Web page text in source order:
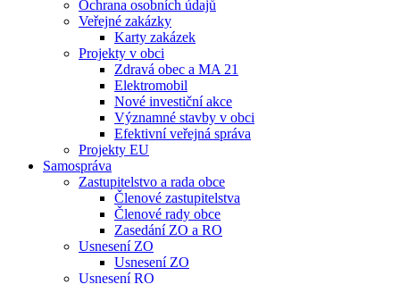
Ochrana osobních údajů
Veřejné zakázky
Karty zakázek
Projekty v obci
Zdravá obec a MA 21
Elektromobil
Nové investiční akce
Významné stavby v obci
Efektivní veřejná správa
Projekty EU
Samospráva
Zastupitelstvo a rada obce
Členové zastupitelstva
Členové rady obce
Zasedání ZO a RO
Usnesení ZO
Usnesení ZO
Usnesení RO